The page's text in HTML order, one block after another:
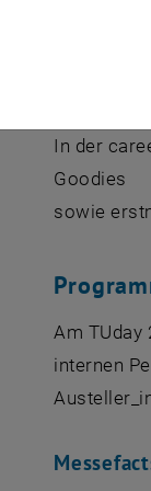
In der
Goodies
sowie
Am TUday
internen